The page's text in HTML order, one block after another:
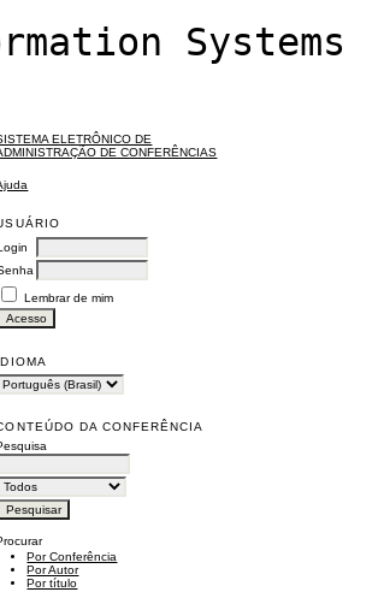
Systems
ELETRÔNICO DE
DE CONFERÊNCIAS
Lembrar de mim
DA CONFERÊNCIA
Por Conferência
Por Autor
Por título